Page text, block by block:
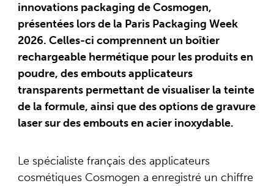
innovations packaging de Cosmogen,
présentées lors de la Paris Packaging Week
2026. Celles-ci comprennent un boîtier
rechargeable hermétique pour les produits en
poudre, des embouts applicateurs
transparents permettant de visualiser la teinte
de la formule, ainsi que des options de gravure
laser sur des embouts en acier inoxydable.
Le spécialiste français des applicateurs
cosmétiques Cosmogen a enregistré un chiffre